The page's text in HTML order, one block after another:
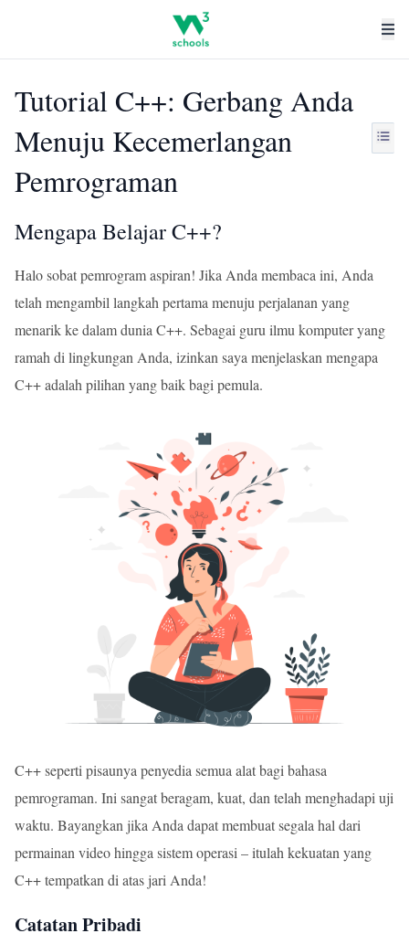
Tutorial C++: Gerbang Anda
Menuju Kecemerlangan
Pemrograman
Mengapa Belajar C++?
Halo sobat pemrogram aspiran! Jika Anda membaca ini, Anda
telah mengambil langkah pertama menuju perjalanan yang
menarik ke dalam dunia C++. Sebagai guru ilmu komputer yang
ramah di lingkungan Anda, izinkan saya menjelaskan mengapa
C++ adalah pilihan yang baik bagi pemula.
C++ seperti pisaunya penyedia semua alat bagi bahasa
pemrograman. Ini sangat beragam, kuat, dan telah menghadapi uji
waktu. Bayangkan jika Anda dapat membuat segala hal dari
permainan video hingga sistem operasi – itulah kekuatan yang
C++ tempatkan di atas jari Anda!
Catatan Pribadi